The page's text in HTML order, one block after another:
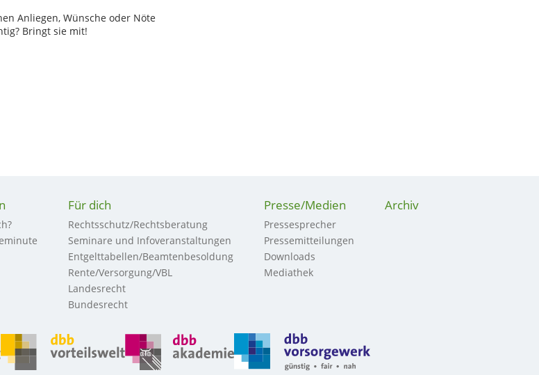
Anliegen, Wünsche oder Nöte
Bringt sie mit!
Für dich
Rechtsschutz/Rechtsberatung
Seminare und Infoveranstaltungen
Entgelttabellen/Beamtenbesoldung
Rente/Versorgung/VBL
Landesrecht
Bundesrecht
Presse/Medien
Pressesprecher
Pressemitteilungen
Downloads
Mediathek
Archiv